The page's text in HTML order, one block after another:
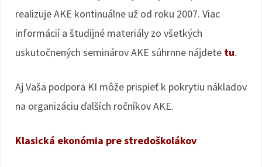
realizuje AKE kontinuálne už od roku 2007. Viac
informácií a študijné materiály zo všetkých
uskutočnených seminárov AKE súhrnne nájdete tu.
Aj Vaša podpora KI môže prispieť k pokrytiu nákladov
na organizáciu ďalších ročníkov AKE.
Klasická ekonómia pre stredoškolákov